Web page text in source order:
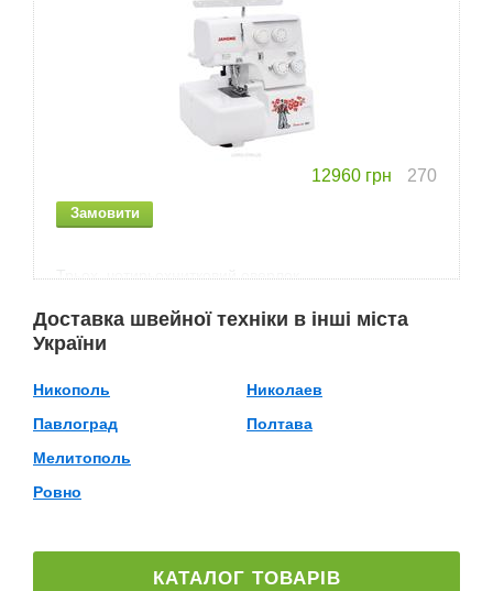
12960 грн 270
Трьох, чотирьохнитковий оверлок
Диференціальна подача матеріалу
Доставка швейної техніки в інші міста
України
Никополь
Павлоград
Николаев
Полтава
Мелитополь
Ровно
КАТАЛОГ ТОВАРІВ